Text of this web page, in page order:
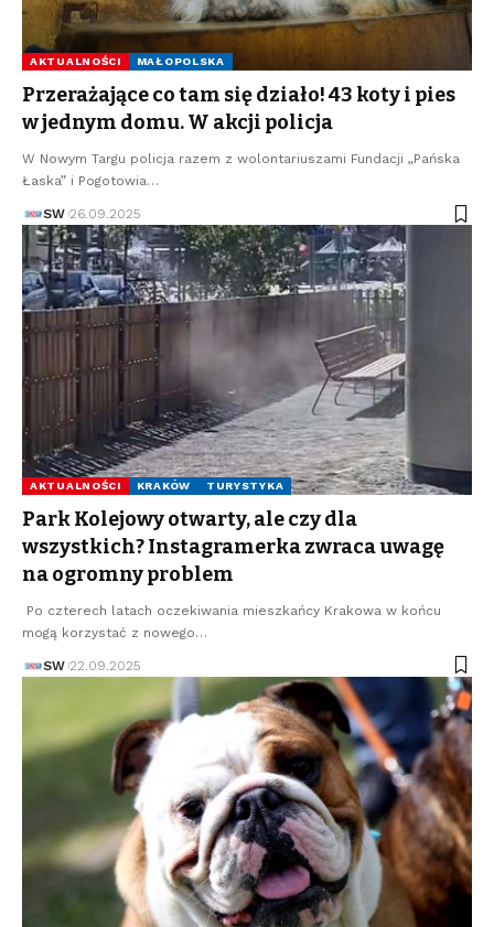
AKTUALNOŚCI MAŁOPOLSKA
Przerażające co tam się działo! 43 koty i pies
w jednym domu. W akcji policja
W Nowym Targu policja razem z wolontariuszami Fundacji „Pańska
Łaska” i Pogotowia…
SW 26.09.2025
AKTUALNOŚCI KRAKÓW TURYSTYKA
Park Kolejowy otwarty, ale czy dla
wszystkich? Instagramerka zwraca uwagę
na ogromny problem
Po czterech latach oczekiwania mieszkańcy Krakowa w końcu
mogą korzystać z nowego…
SW 22.09.2025